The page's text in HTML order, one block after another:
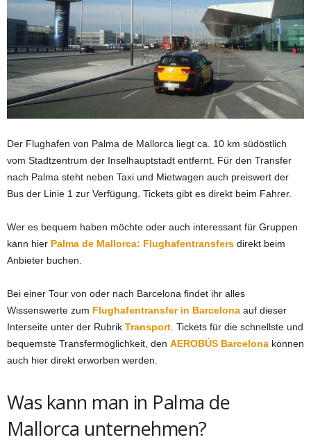
Der Flughafen von Palma de Mallorca liegt ca. 10 km südöstlich
vom Stadtzentrum der Inselhauptstadt entfernt. Für den Transfer
nach Palma steht neben Taxi und Mietwagen auch preiswert der
Bus der Linie 1 zur Verfügung. Tickets gibt es direkt beim Fahrer.
Wer es bequem haben möchte oder auch interessant für Gruppen
kann hier Palma de Mallorca: Flughafentransfers direkt beim
Anbieter buchen.
Bei einer Tour von oder nach Barcelona findet ihr alles
Wissenswerte zum Flughafentransfer in Barcelona auf dieser
Interseite unter der Rubrik Transport . Tickets für die schnellste und
bequemste Transfermöglichkeit, den AEROBÚS Barcelona können
auch hier direkt erworben werden.
Was kann man in Palma de
Mallorca unternehmen?